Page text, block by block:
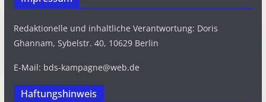
Redaktionelle und inhaltliche Verantwortung: Doris
Ghannam, Sybelstr. 40, 10629 Berlin
E-Mail: bds-kampagne@web.de
Haftungshinweis